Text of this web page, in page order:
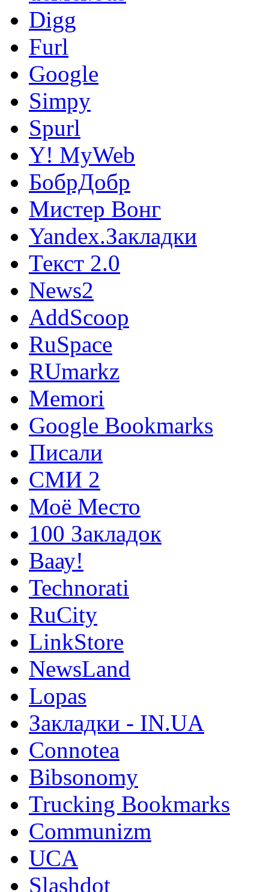
Digg
Furl
Google
Simpy
Spurl
Y! MyWeb
БобрДобр
Мистер Вонг
Yandex.Закладки
Текст 2.0
News2
AddScoop
RuSpace
RUmarkz
Memori
Google Bookmarks
Писали
СМИ 2
Моё Место
100 Закладок
Ваау!
Technorati
RuCity
LinkStore
NewsLand
Lopas
Закладки - IN.UA
Connotea
Bibsonomy
Trucking Bookmarks
Communizm
UCA
Slashdot